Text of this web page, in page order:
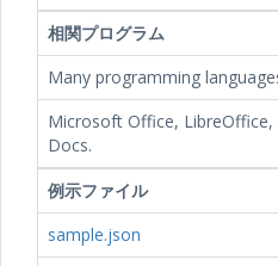
相関プログラム
Many programming
Microsoft Office,
Docs.
例示ファイル
sample.json